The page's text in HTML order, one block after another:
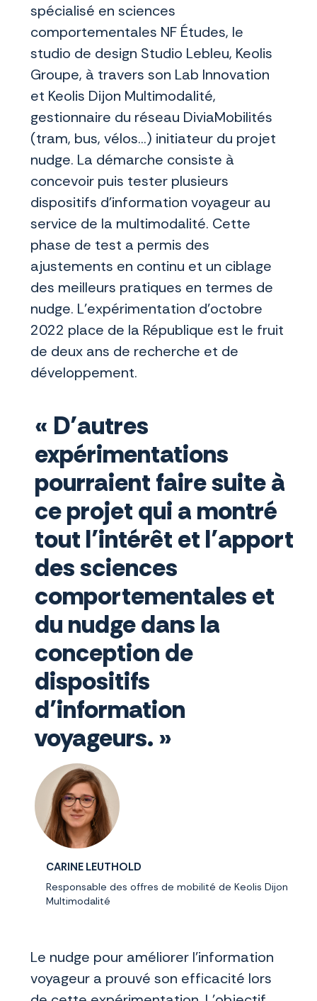
spécialisé en sciences
comportementales NF Études, le
studio de design Studio Lebleu, Keolis
Groupe, à travers son Lab Innovation
et Keolis Dijon Multimodalité,
gestionnaire du réseau DiviaMobilités
(tram, bus, vélos…) initiateur du projet
nudge. La démarche consiste à
concevoir puis tester plusieurs
dispositifs d’information voyageur au
service de la multimodalité. Cette
phase de test a permis des
ajustements en continu et un ciblage
des meilleurs pratiques en termes de
nudge. L’expérimentation d’octobre
2022 place de la République est le fruit
de deux ans de recherche et de
développement.
CARINE LEUTHOLD
Responsable des offres de mobilité de Keolis Dijon
Multimodalité
« D’autres
expérimentations
pourraient faire suite à
ce projet qui a montré
tout l’intérêt et l’apport
des sciences
comportementales et
du nudge dans la
conception de
dispositifs
d’information
voyageurs. »
Le nudge pour améliorer l’information
voyageur a prouvé son efficacité lors